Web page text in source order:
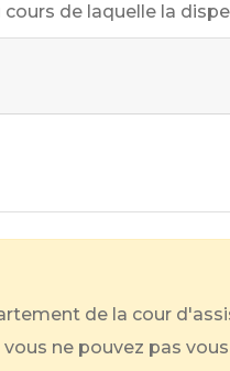
de laquelle la
de la cour
ne pouvez pas